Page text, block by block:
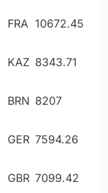
FRA 10672.45
KAZ 8343.71
BRN 8207
GER 7594.26
GBR 7099.42